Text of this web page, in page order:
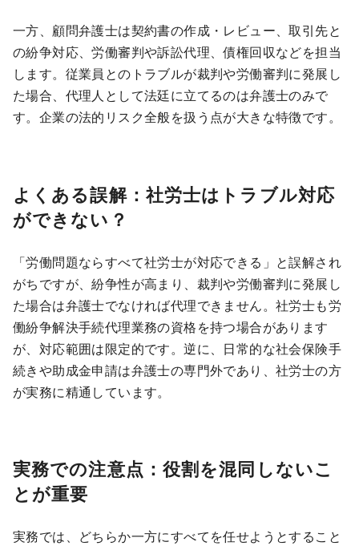
一方、顧問弁護士は契約書の作成・レビュー、取引先と
の紛争対応、労働審判や訴訟代理、債権回収などを担当
します。従業員とのトラブルが裁判や労働審判に発展し
た場合、代理人として法廷に立てるのは弁護士のみで
す。企業の法的リスク全般を扱う点が大きな特徴です。
よくある誤解：社労士はトラブル対応
ができない？
「労働問題ならすべて社労士が対応できる」と誤解され
がちですが、紛争性が高まり、裁判や労働審判に発展し
た場合は弁護士でなければ代理できません。社労士も労
働紛争解決手続代理業務の資格を持つ場合があります
が、対応範囲は限定的です。逆に、日常的な社会保険手
続きや助成金申請は弁護士の専門外であり、社労士の方
が実務に精通しています。
実務での注意点：役割を混同しないこ
とが重要
実務では、どちらか一方にすべてを任せようとすること